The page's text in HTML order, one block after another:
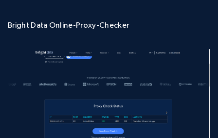
Bright Data Online-Proxy-Checker